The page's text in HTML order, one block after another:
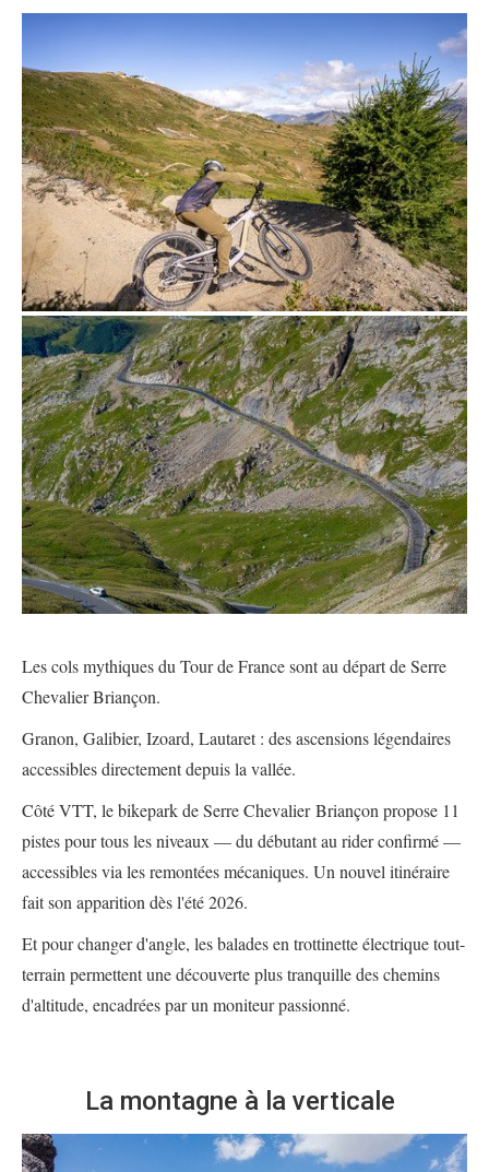
Les cols mythiques du Tour de France sont au départ de Serre
Chevalier Briançon.
Granon, Galibier, Izoard, Lautaret : des ascensions légendaires
accessibles directement depuis la vallée.
Côté VTT, le bikepark de Serre Chevalier Briançon propose 11
pistes pour tous les niveaux — du débutant au rider confirmé —
accessibles via les remontées mécaniques. Un nouvel itinéraire
fait son apparition dès l'été 2026.
Et pour changer d'angle, les balades en trottinette électrique tout-
terrain permettent une découverte plus tranquille des chemins
d'altitude, encadrées par un moniteur passionné.
La montagne à la verticale